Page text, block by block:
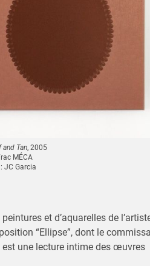
and Tan, 2005
MÉCA
JC Garcia
et d’aquarelles de
“Ellipse”, dont le
est une lecture intime des œuvres